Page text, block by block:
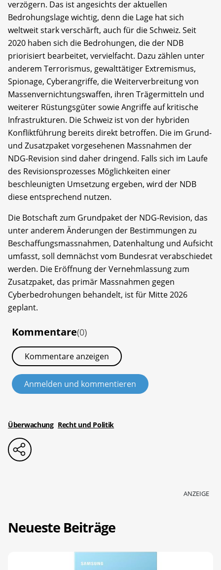
verzögern. Das ist angesichts der aktuellen
Bedrohungslage wichtig, denn die Lage hat sich
weltweit stark verschärft, auch für die Schweiz. Seit
2020 haben sich die Bedrohungen, die der NDB
priorisiert bearbeitet, vervielfacht. Dazu zählen unter
anderem Terrorismus, gewalttätiger Extremismus,
Spionage, Cyberangriffe, die Weiterverbreitung von
Massenvernichtungswaffen, ihren Trägermitteln und
weiterer Rüstungsgüter sowie Angriffe auf kritische
Infrastrukturen. Die Schweiz ist von der hybriden
Konfliktführung bereits direkt betroffen. Die im Grund-
und Zusatzpaket vorgesehenen Massnahmen der
NDG-Revision sind daher dringend. Falls sich im Laufe
des Revisionsprozesses Möglichkeiten einer
beschleunigten Umsetzung ergeben, wird der NDB
diese entsprechend nutzen.
Die Botschaft zum Grundpaket der NDG-Revision, das
unter anderem Änderungen der Bestimmungen zu
Beschaffungsmassnahmen, Datenhaltung und Aufsicht
umfasst, soll demnächst vom Bundesrat verabschiedet
werden. Die Eröffnung der Vernehmlassung zum
Zusatzpaket, das primär Massnahmen gegen
Cyberbedrohungen behandelt, ist für Mitte 2026
geplant.
Kommentare(0)
Kommentare anzeigen
Anmelden und kommentieren
Überwachung Recht und Politik
ANZEIGE
Neueste Beiträge